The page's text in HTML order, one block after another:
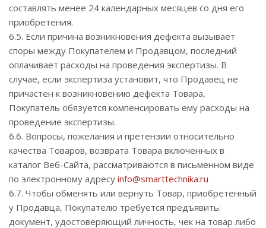
составлять менее 24 календарных месяцев со дня его
приобретения.
6.5. Если причина возникновения дефекта вызывает
споры между Покупателем и Продавцом, последний
оплачивает расходы на проведения экспертизы. В
случае, если экспертиза установит, что Продавец не
причастен к возникновению дефекта Товара,
Покупатель обязуется компенсировать ему расходы на
проведение экспертизы.
6.6. Вопросы, пожелания и претензии относительно
качества Товаров, возврата Товара включенных в
каталог Веб-Сайта, рассматриваются в письменном виде
по электронному адресу info@smarttechnika.ru
6.7. Чтобы обменять или вернуть Товар, приобретенный
у Продавца, Покупателю требуется предъявить:
документ, удостоверяющий личность, чек на товар либо